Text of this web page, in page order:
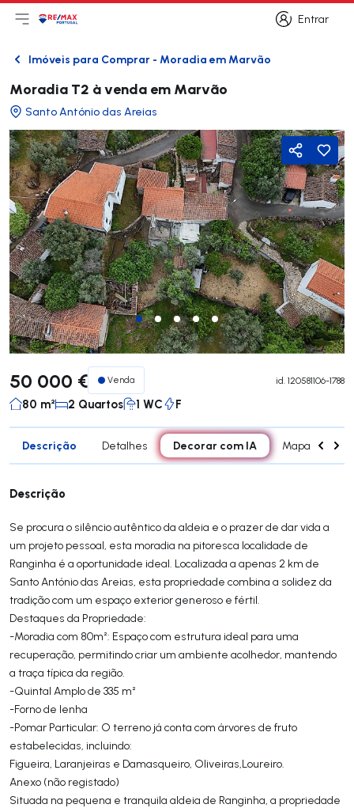
Entrar
Entrar
Abri menu principal
LogoIr para página inicial
VoltarImóveis para Comprar - Moradia em Marvão
Moradia T2 à venda em Marvão
Santo António das Areias
Partilhar
50 000 € Venda id. 120581106-1788
80 m² 2 Quartos 1 WC F
Descrição Detalhes Decorar com IA Mapa
Descrição
​Se procura o silêncio autêntico da aldeia e o prazer de dar vida a
um projeto pessoal, esta moradia na pitoresca localidade de
Ranginha é a oportunidade ideal. Localizada a apenas 2 km de
Santo António das Areias, esta propriedade combina a solidez da
tradição com um espaço exterior generoso e fértil.
​Destaques da Propriedade:
-​Moradia com 80m²: Espaço com estrutura ideal para uma
recuperação, permitindo criar um ambiente acolhedor, mantendo
a traça típica da região.
​-Quintal Amplo de 335 m²
-Forno de lenha
​-Pomar Particular: O terreno já conta com árvores de fruto
estabelecidas, incluindo:
​Figueira, Laranjeiras e Damasqueiro, ​Oliveiras,​Loureiro.
Anexo (não registado)
Situada na pequena e tranquila aldeia de Ranginha, a propriedade